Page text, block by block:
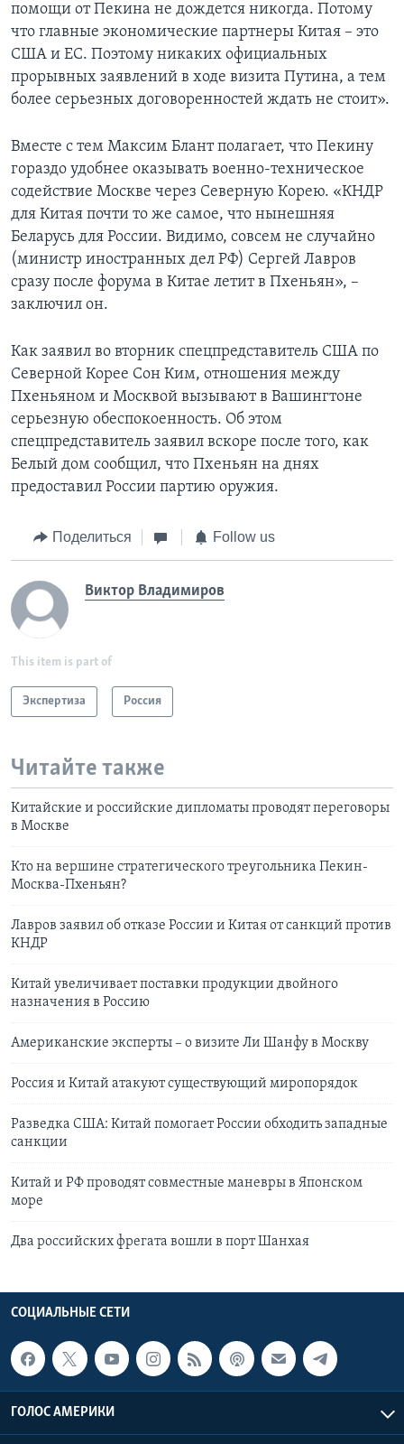
помощи от Пекина не дождется никогда. Потому
что главные экономические партнеры Китая – это
США и ЕС. Поэтому никаких официальных
прорывных заявлений в ходе визита Путина, а тем
более серьезных договоренностей ждать не стоит».
Вместе с тем Максим Блант полагает, что Пекину
гораздо удобнее оказывать военно-техническое
содействие Москве через Северную Корею. «КНДР
для Китая почти то же самое, что нынешняя
Беларусь для России. Видимо, совсем не случайно
(министр иностранных дел РФ) Сергей Лавров
сразу после форума в Китае летит в Пхеньян», –
заключил он.
Как заявил во вторник спецпредставитель США по
Северной Корее Сон Ким, отношения между
Пхеньяном и Москвой вызывают в Вашингтоне
серьезную обеспокоенность. Об этом
спецпредставитель заявил вскоре после того, как
Белый дом сообщил, что Пхеньян на днях
предоставил России партию оружия.
Поделиться Follow us
Виктор Владимиров
This item is part of
Экспертиза Россия
Читайте также
Китайские и российские дипломаты проводят переговоры
в Москве
Кто на вершине стратегического треугольника Пекин-
Москва-Пхеньян?
Лавров заявил об отказе России и Китая от санкций против
КНДР
Китай увеличивает поставки продукции двойного
назначения в Россию
Американские эксперты – о визите Ли Шанфу в Москву
Россия и Китай атакуют существующий миропорядок
Разведка США: Китай помогает России обходить западные
санкции
Китай и РФ проводят совместные маневры в Японском
море
Два российских фрегата вошли в порт Шанхая
СОЦИАЛЬНЫЕ СЕТИ
ГОЛОС АМЕРИКИ